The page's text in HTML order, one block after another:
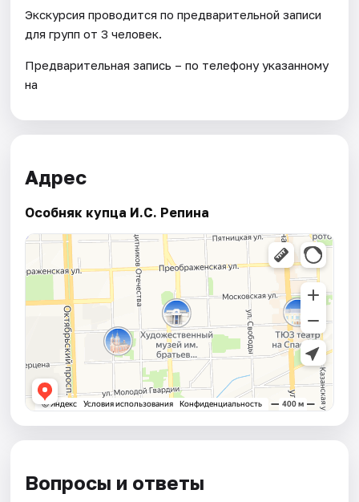
Экскурсия проводится по предварительной записи
для групп от 3 человек.
Предварительная запись – по телефону указанному
на
Адрес
Особняк купца И.С. Репина
Вопросы и ответы